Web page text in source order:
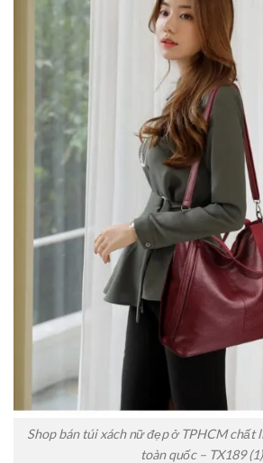
Shop bán túi xách nữ đẹp ở TPHCM chất
toàn quốc – TX189 (1)